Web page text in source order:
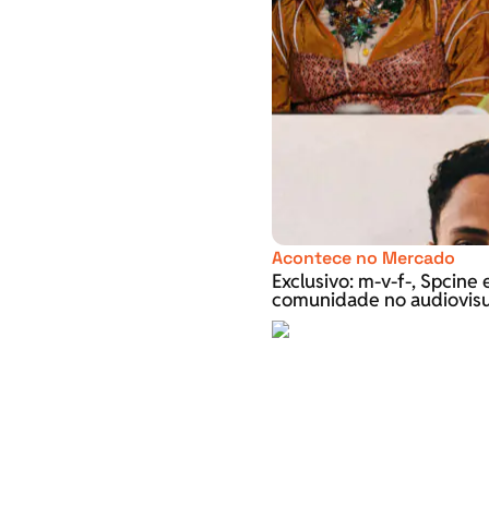
Acontece no Mercado
Exclusivo: m-v-f-,
comunidade no